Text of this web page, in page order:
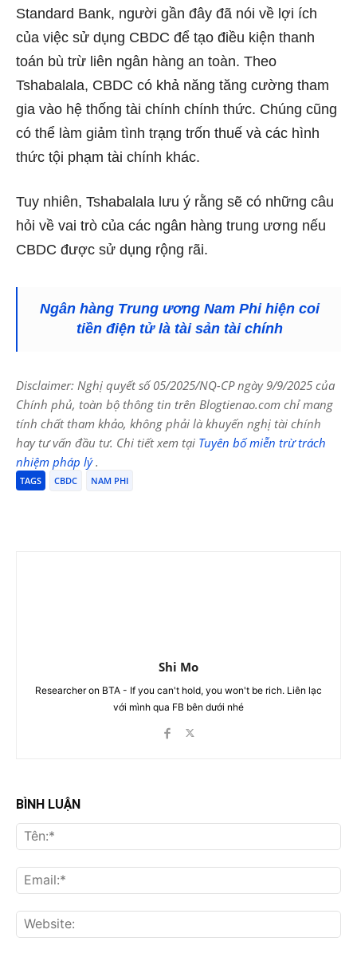
Standard Bank, người gần đây đã nói về lợi ích
của việc sử dụng CBDC để tạo điều kiện thanh
toán bù trừ liên ngân hàng an toàn. Theo
Tshabalala, CBDC có khả năng tăng cường tham
gia vào hệ thống tài chính chính thức. Chúng cũng
có thể làm giảm tình trạng trốn thuế và các hình
thức tội phạm tài chính khác.
Tuy nhiên, Tshabalala lưu ý rằng sẽ có những câu
hỏi về vai trò của các ngân hàng trung ương nếu
CBDC được sử dụng rộng rãi.
Ngân hàng Trung ương Nam Phi hiện coi
tiền điện tử là tài sản tài chính
Disclaimer: Nghị quyết số 05/2025/NQ-CP ngày 9/9/2025 của
Chính phủ, toàn bộ thông tin trên Blogtienao.com chỉ mang
tính chất tham khảo, không phải là khuyến nghị tài chính
hay tư vấn đầu tư. Chi tiết xem tại Tuyên bố miễn trừ trách
nhiệm pháp lý.
TAGS CBDC NAM PHI
Shi Mo
Researcher on BTA - If you can't hold, you won't be rich. Liên lạc
với mình qua FB bên dưới nhé
BÌNH LUẬN